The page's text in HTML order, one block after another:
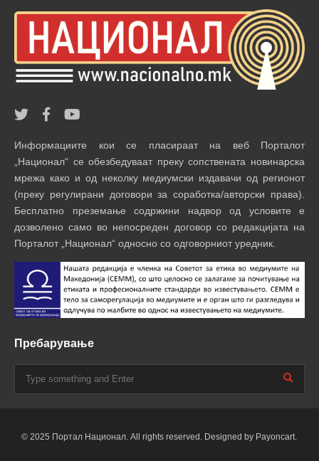
Информациите кои се пласираат на веб Порталот
„Национал“ се обезбедуваат преку сопствената новинарска
мрежа како и од неколку медиумски издавачи од регионот
(преку регулирани договори за соработка/авторски права).
Бесплатно преземање содржини надвор од условите е
дозволено само во непосреден договор со редакцијата на
Порталот „Национал“ односно со одговорниот уредник.
Пребарување
© 2025 Портал Национал. All rights reserved. Designed by Payoncart.